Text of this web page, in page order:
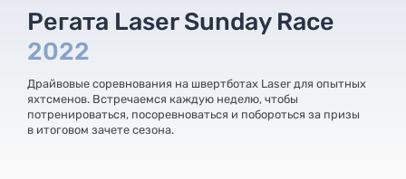
Регата Laser Sunday Race
2022
Драйвовые соревнования на швертботах Laser для опытных
яхтсменов. Встречаемся каждую неделю, чтобы
потренироваться, посоревноваться и побороться за призы
в итоговом зачете сезона.